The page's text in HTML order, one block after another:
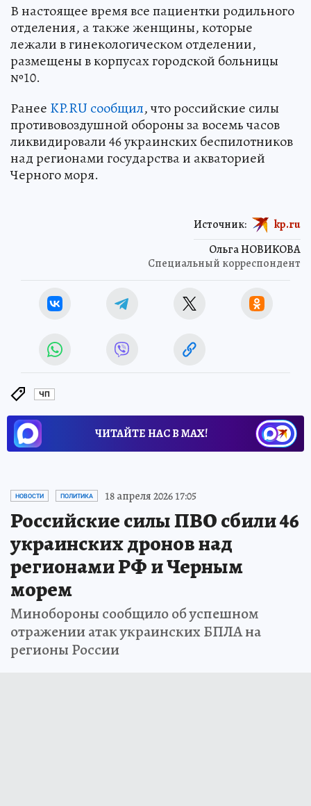
В настоящее время все пациентки родильного
отделения, а также женщины, которые
лежали в гинекологическом отделении,
размещены в корпусах городской больницы
№10.
Ранее KP.RU сообщил, что российские силы
противовоздушной обороны за восемь часов
ликвидировали 46 украинских беспилотников
над регионами государства и акваторией
Черного моря.
Ольга НОВИКОВА
Специальный корреспондент
Источник: kp.ru
ЧП
ЧИТАЙТЕ НАС В МАХ!
НОВОСТИ ПОЛИТИКА 18 апреля 2026 17:05
Российские силы ПВО сбили 46
украинских дронов над
регионами РФ и Черным
морем
Минобороны сообщило об успешном
отражении атак украинских БПЛА на
регионы России